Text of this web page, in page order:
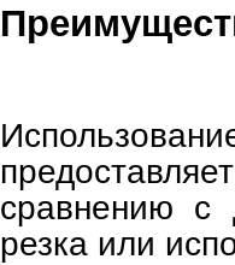
сравнению с
резка или